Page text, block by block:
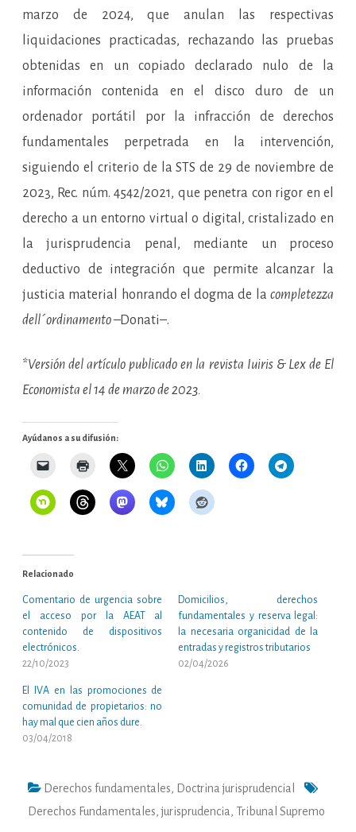
marzo de 2024, que anulan las respectivas
liquidaciones practicadas, rechazando las pruebas
obtenidas en un copiado declarado nulo de la
información contenida en el disco duro de un
ordenador portátil por la infracción de derechos
fundamentales perpetrada en la intervención,
siguiendo el criterio de la STS de 29 de noviembre de
2023, Rec. núm. 4542/2021, que penetra con rigor en el
derecho a un entorno virtual o digital, cristalizado en
la jurisprudencia penal, mediante un proceso
deductivo de integración que permite alcanzar la
justicia material honrando el dogma de la completezza
dell´ordinamento–Donati–.
*Versión del artículo publicado en la revista Iuiris & Lex de El
Economista el 14 de marzo de 2023.
Ayúdanos a su difusión:
Relacionado
Comentario de urgencia sobre
el acceso por la AEAT al
contenido de dispositivos
electrónicos.
22/10/2023
Domicilios, derechos
fundamentales y reserva legal:
la necesaria organicidad de la
entradas y registros tributarios
02/04/2026
El IVA en las promociones de
comunidad de propietarios: no
hay mal que cien años dure.
03/04/2018
Derechos fundamentales, Doctrina jurisprudencial
Derechos Fundamentales,jurisprudencia, Tribunal Supremo